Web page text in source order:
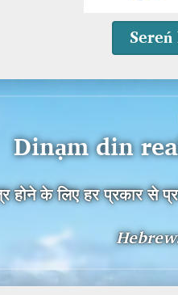
Dinạm din
के लिए हर प्रकार से